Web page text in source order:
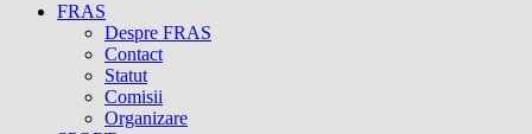
FRAS
Despre FRAS
Contact
Statut
Comisii
Organizare